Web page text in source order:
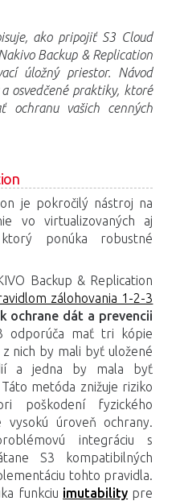
ako pripojiť S3 Cloud
Backup & Replication
úložný priestor. Návod
osvedčené praktiky, ktoré
ochranu vašich cenných
je pokročilý nástroj na
vo virtualizovaných aj
ponúka robustné
Backup & Replication
zálohovania 1-2-3
ochrane dát a prevencii
odporúča mať tri kópie
nich by mali byť uložené
a jedna by mala byť
metóda znižuje riziko
poškodení fyzického
vysokú úroveň ochrany.
integráciu s
S3 kompatibilných
tohto pravidla.
funkciu imutability pre